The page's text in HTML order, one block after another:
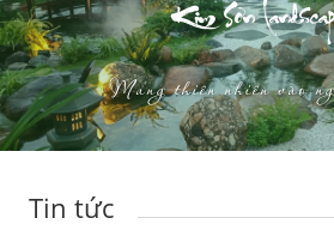
Kim Sơn
Mang thiên nhiên vào
Tin tức